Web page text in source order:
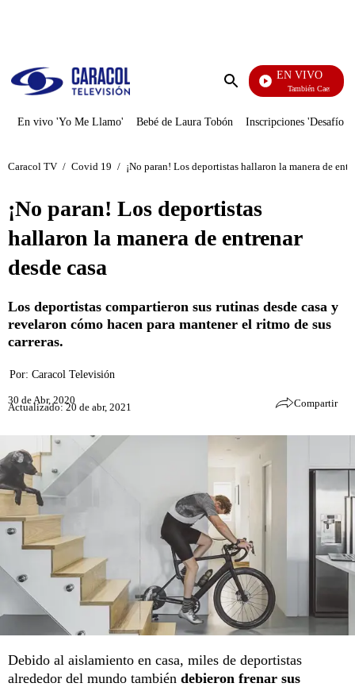
Enviar
EN VIVO
También Caerás
En vivo 'Yo Me Llamo' Bebé de Laura Tobón Inscripciones 'Desafío'
Caracol TV / Covid 19 / ¡No paran! Los deportistas hallaron la manera de
¡No paran! Los deportistas
hallaron la manera de entrenar
desde casa
Los deportistas compartieron sus rutinas desde casa y
revelaron cómo hacen para mantener el ritmo de sus
carreras.
Por: Caracol Televisión
30 de Abr, 2020
Actualizado: 20 de abr, 2021 Compartir
Debido al aislamiento en casa, miles de deportistas
alrededor del mundo también debieron frenar sus